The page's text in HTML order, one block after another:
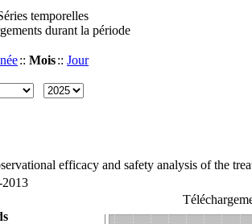
temporelles
durant la période
:: Mois:: Jour
efficacy and safety analysis of the
2013